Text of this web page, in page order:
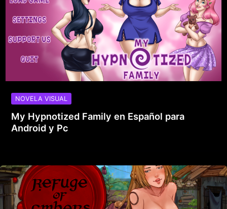
NOVELA VISUAL
My Hypnotized Family en Español para
Android y Pc